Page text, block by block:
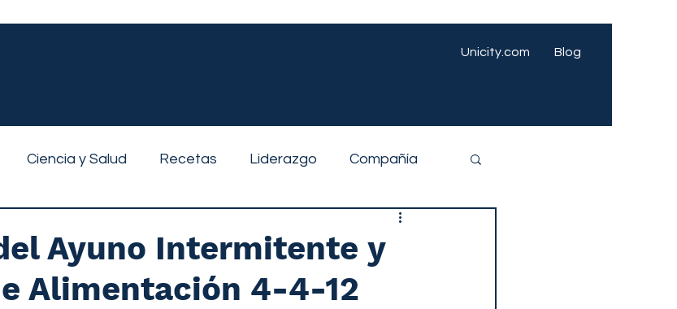
Unicity.com Blog
Ciencia y Salud Recetas Liderazgo Compañía
Ayuno Intermitente y
Alimentación 4-4-12